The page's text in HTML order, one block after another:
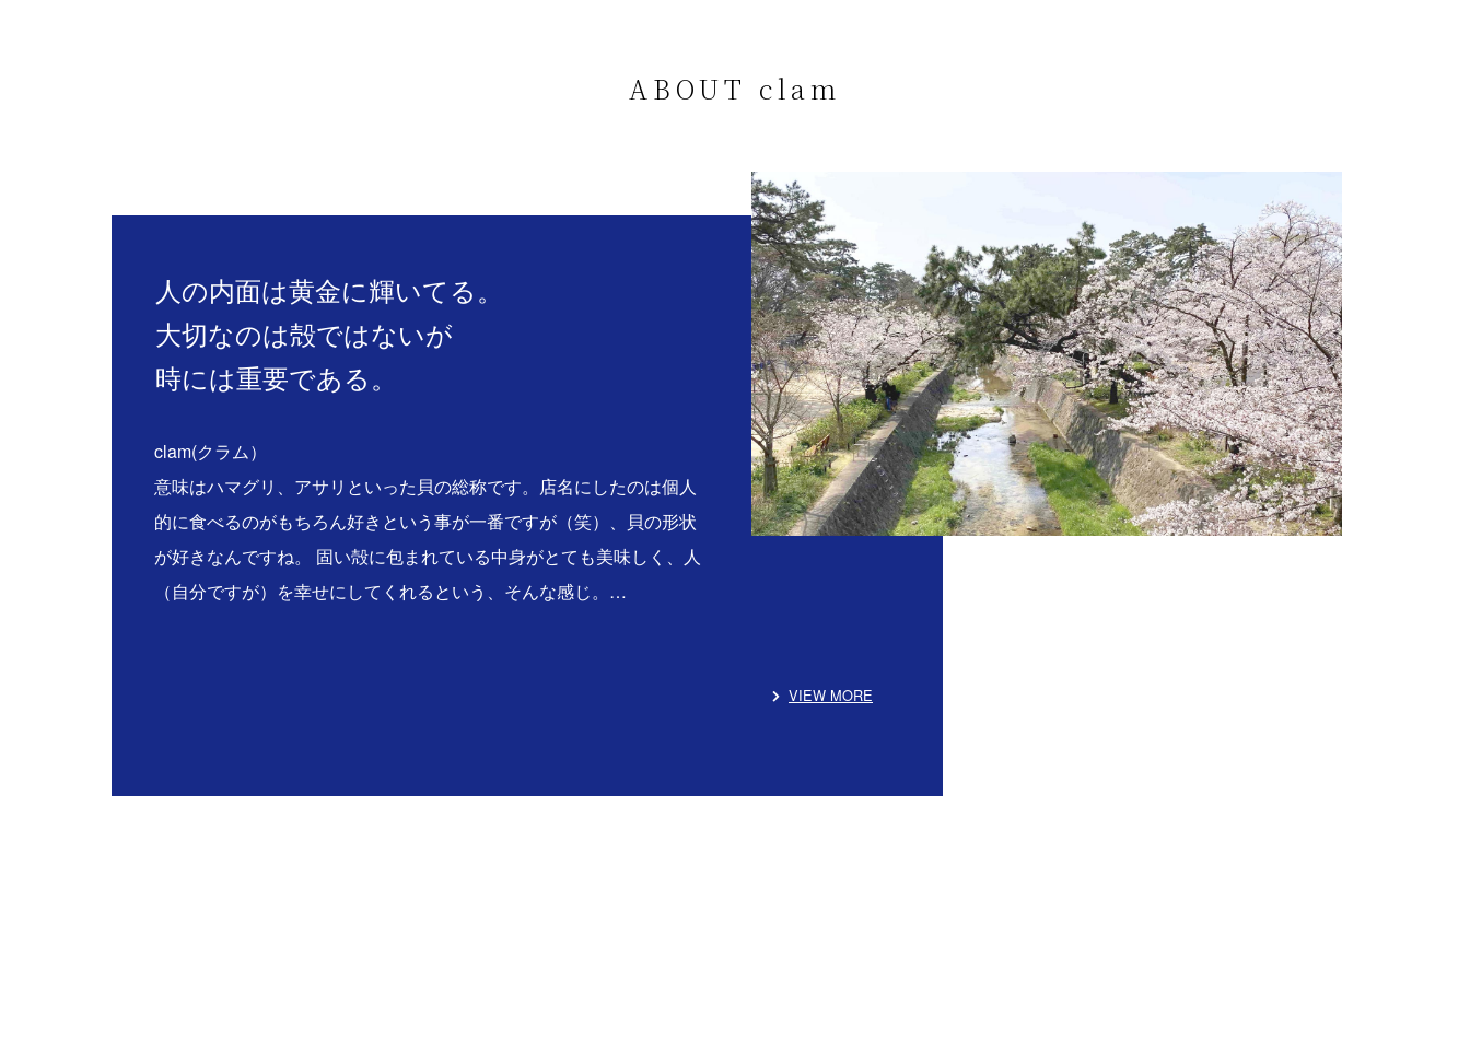
ABOUT clam
人の内面は黄金に輝いてる。
大切なのは殻ではないが
時には重要である。
clam(クラム）
意味はハマグリ、アサリといった貝の総称です。店名にしたのは個人
的に食べるのがもちろん好きという事が一番ですが（笑）、貝の形状
が好きなんですね。 固い殻に包まれている中身がとても美味しく、人
（自分ですが）を幸せにしてくれるという、そんな感じ。…
VIEW MORE